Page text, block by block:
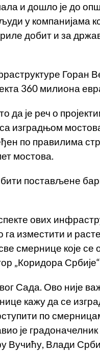
и дошло је до
у компанијама
добит и за
Горан
360 милиона
да је реч о
изградњом
по правилима
мостова.
постављене
ових
изместити и
смернице које
„Коридора
Сада. Ово није
кажу да се
по
је
Вучићу, Влади